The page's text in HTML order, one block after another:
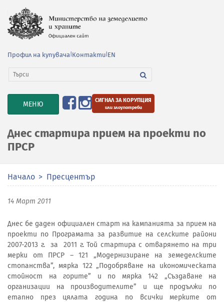
Профил на купувача Контакти EN
TOGGLE
NAVIGATION
МЕНЮ СИГНАЛ ЗА КОРУПЦИЯ
или злоупотреби
Днес стартира прием на проекти по
ПРСР
Начало Пресцентър
14 Март 2011
Днес бе даден официален старт на кампанията за прием на
проекти по Програмата за развитие на селските райони
2007-2013 г. за 2011 г. Той стартира с отварянето на три
мерки от ПРСР – 121 „Модернизиране на земеделските
стопанства”, мярка 122 „Подобряване на икономическата
стойност на горите” и по мярка 142 „Създаване на
организации на производителите” и ще продължи по
етапно през цялата година по всички мерките от